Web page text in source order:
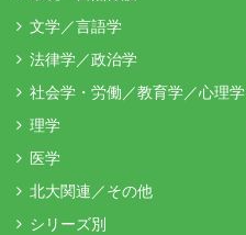
文学／言語学
法律学／政治学
社会学・労働／教育学／心理学
理学
医学
北大関連／その他
シリーズ別